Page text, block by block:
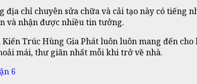
chỉ chuyên sửa chữa và cải tạo này có tiếng
và nhận được nhiều tin tưởng.
Trúc Hùng Gia Phát luôn luôn mang đến
mái, thư giãn nhất mỗi khi trở về nhà.
6